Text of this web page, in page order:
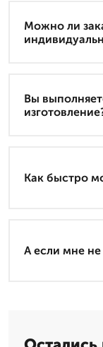
Можно ли
Вы
Как быстро
А если мне не